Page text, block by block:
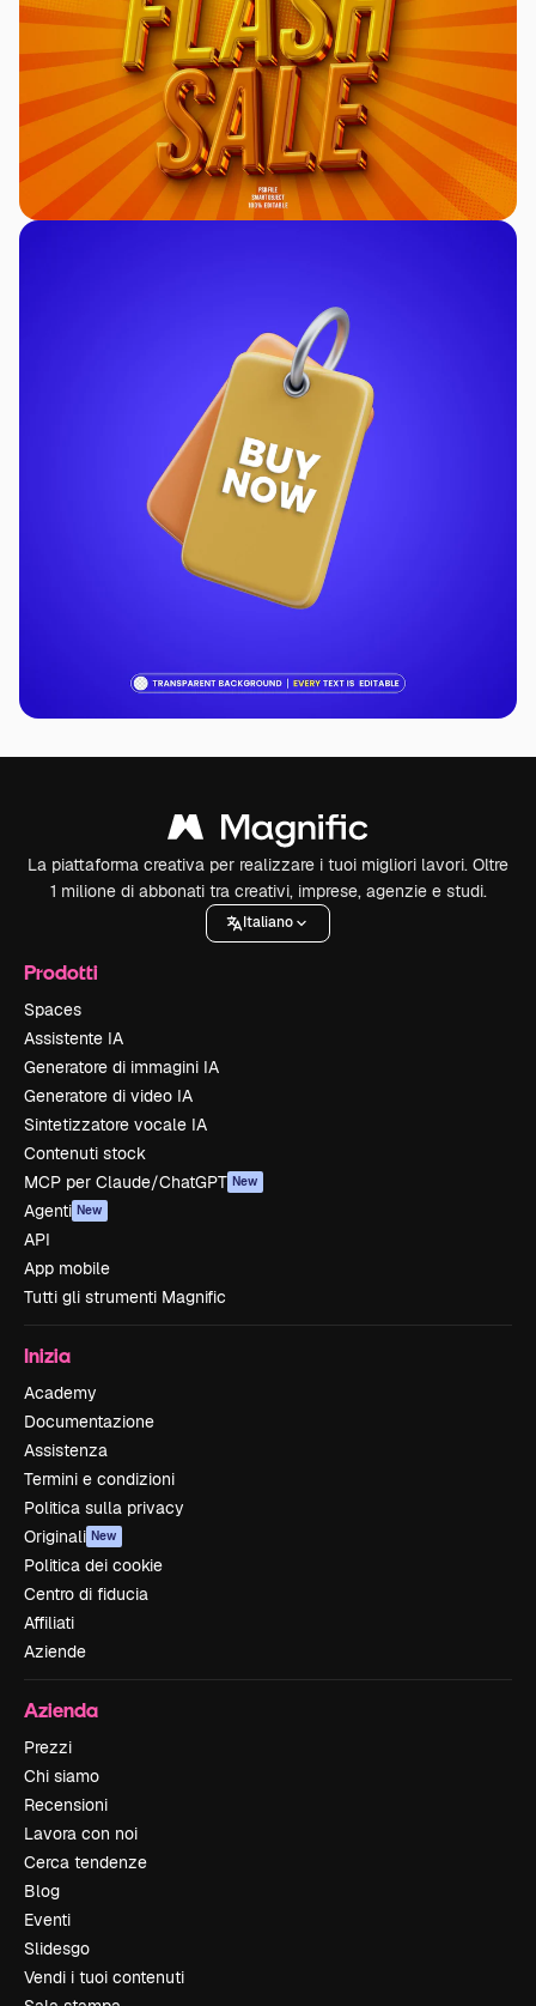
La piattaforma creativa per realizzare i tuoi migliori lavori. Oltre
1 milione di abbonati tra creativi, imprese, agenzie e studi.
Italiano
Prodotti
Spaces
Assistente IA
Generatore di immagini IA
Generatore di video IA
Sintetizzatore vocale IA
Contenuti stock
MCP per Claude/ChatGPT New
Agenti New
API
App mobile
Tutti gli strumenti Magnific
Inizia
Academy
Documentazione
Assistenza
Termini e condizioni
Politica sulla privacy
Originali New
Politica dei cookie
Centro di fiducia
Affiliati
Aziende
Azienda
Prezzi
Chi siamo
Recensioni
Lavora con noi
Cerca tendenze
Blog
Eventi
Slidesgo
Vendi i tuoi contenuti